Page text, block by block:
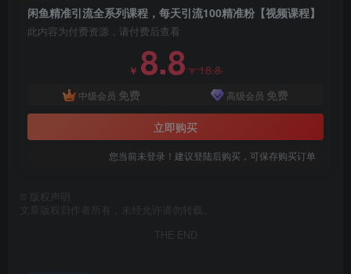
闲鱼精准引流全系列课程，每天引流100精准粉【视频课程】
此内容为付费资源，请付费后查看
￥ 8.8￥18.8
中级会员 免费 高级会员 免费
立即购买
您当前未登录！建议登陆后购买，可保存购买订单
版权声明
文章版权归作者所有，未经允许请勿转载。
THE END